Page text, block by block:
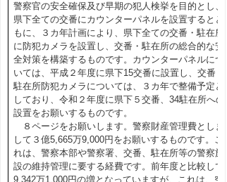
警察官の安全確保及び早期の犯人検挙を目的とし、
県下全ての交番にカウンターパネルを設置するとと
もに、３カ年計画により、県下全ての交番・駐在所
に防犯カメラを設置し、交番・駐在所の総合的な安
全対策を構築するものです。カウンターパネルにつ
いては、平成２年度に県下15交番に設置し、交番・
駐在所防犯カメラについては、３カ年で整備予定と
しており、令和２年度に県下５交番、34駐在所への
設置をお願いするものです。
８ページをお願いします。警察財産管理費としま
して３億5,665万9,000円をお願いするものです。こ
れは、警察本部や警察署、交番、駐在所等の警察施
設の維持管理に要する経費です。前年度と比較して
9,342万1,000円の増となっていますが、これは、空